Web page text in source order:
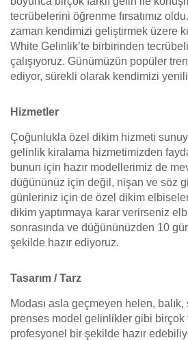
tecrübelerini öğrenme fırsatımız
zaman kendimizi geliştirmek üzere
White Gelinlik’te birbirinden
çalışıyoruz. Günümüzün popüler
ediyor, sürekli olarak kendimizi
Hizmetler
Çoğunlukla özel dikim hizmeti
gelinlik kiralama hizmetimizden
bunun için hazır modellerimiz de
düğününüz için değil, nişan ve söz
günleriniz için de özel dikim
dikim yaptırmaya karar verirseniz
sonrasında ve düğününüzden 10
şekilde hazır ediyoruz.
Tasarım / Tarz
Modası asla geçmeyen helen, balık,
prenses model gelinlikler gibi birçok
profesyonel bir şekilde hazır